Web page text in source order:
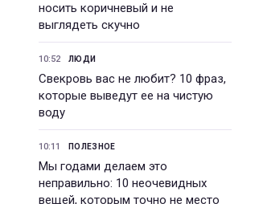
носить коричневый и не
выглядеть скучно
10:52 ЛЮДИ
Свекровь вас не любит? 10 фраз,
которые выведут ее на чистую
воду
10:11 ПОЛЕЗНОЕ
Мы годами делаем это
неправильно: 10 неочевидных
вещей, которым точно не место